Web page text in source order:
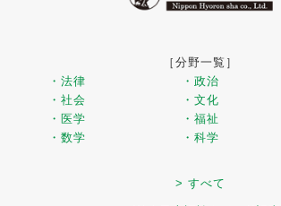
［分野一覧］
・法律
・政治
・社会
・文化
・医学
・福祉
・数学
・科学
> すべて